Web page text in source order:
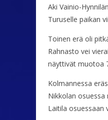
Aki Vainio-
Turuselle paikan
Toinen erä oli
Rahnasto vei
näyttivät muotoa
Kolmannessa
Nikkolan osuessa
Laitila osuessaan